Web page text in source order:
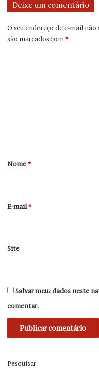
Deixe um comentário
O seu endereço de e-mail não
são marcados com *
r
*
Nome*
E-mail*
Site
Salvar meus dados neste
comentar.
Pesquisar